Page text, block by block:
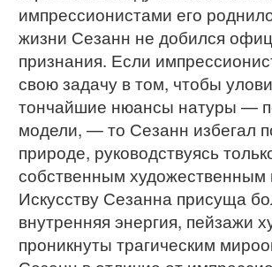
импрессионистами его
жизни Сезанн не добился
признания. Если
свою задачу в том, чтобы
тончайшие нюансы натуры —
модели, — то Сезанн избегал
природе, руководствуясь
собственным художественным
Искусству Сезанна присуща
внутренняя энергия, пейзажи
проникнуты трагическим